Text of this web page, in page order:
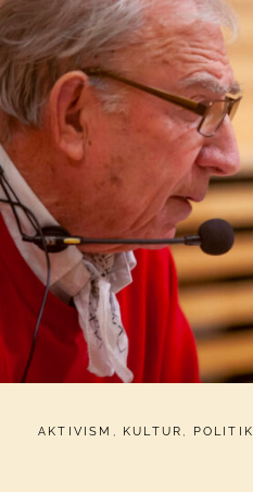
CATEGORIES:
AKTIVISM , KULTUR , POLITIK